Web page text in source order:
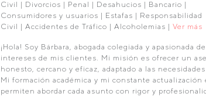
Civil | Divorcios | Penal | Desahucios | Bancario |
Consumidores y usuarios | Estafas | Responsabilidad
Civil | Accidentes de Tráfico | Alcoholemias | Ver más
¡Hola! Soy Bárbara, abogada colegiada y apasionada
intereses de mis clientes. Mi misión es ofrecer un
honesto, cercano y eficaz, adaptado a las
Mi formación académica y mi constante actualización
permiten abordar cada asunto con rigor y